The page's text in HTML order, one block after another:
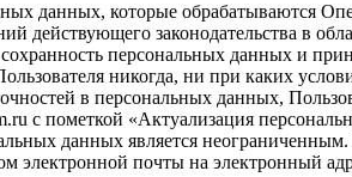
данных, которые обрабатываются
действующего законодательства в
сохранность персональных данных и
никогда, ни при каких
в персональных данных,
с пометкой «Актуализация
данных является
электронной почты на электронный